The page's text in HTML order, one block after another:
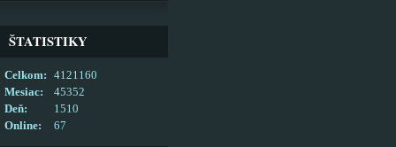
ŠTATISTIKY
Online: 67
Celkom:
4121160
Mesiac:
45352
Deň:
1510